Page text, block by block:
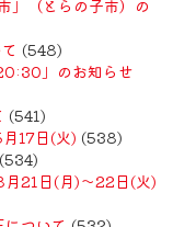
（とらの子市）の
(548)
」のお知らせ
(541)
17日(火) (538)
(534)
月21日(月)〜22日(火)